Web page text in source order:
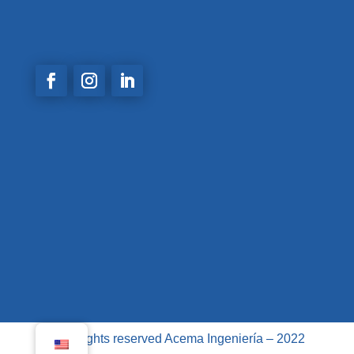
© All rights reserved Acema Ingeniería – 2022